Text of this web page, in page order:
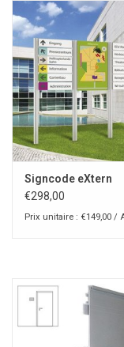
Signcode eXtern
€298,00
Prix unitaire : €149,00 /